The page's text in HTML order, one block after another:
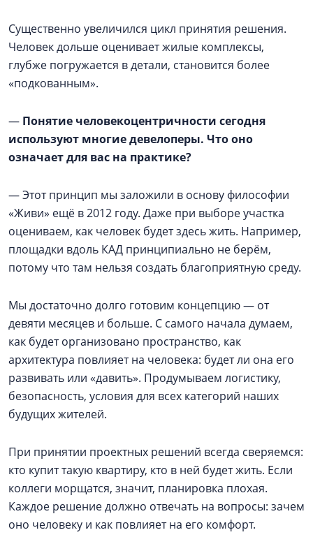
Существенно увеличился цикл принятия решения.
Человек дольше оценивает жилые комплексы,
глубже погружается в детали, становится более
«подкованным».
— Понятие человекоцентричности сегодня
используют многие девелоперы. Что оно
означает для вас на практике?
— Этот принцип мы заложили в основу философии
«Живи» ещё в 2012 году. Даже при выборе участка
оцениваем, как человек будет здесь жить. Например,
площадки вдоль КАД принципиально не берём,
потому что там нельзя создать благоприятную среду.
Мы достаточно долго готовим концепцию — от
девяти месяцев и больше. С самого начала думаем,
как будет организовано пространство, как
архитектура повлияет на человека: будет ли она его
развивать или «давить». Продумываем логистику,
безопасность, условия для всех категорий наших
будущих жителей.
При принятии проектных решений всегда сверяемся:
кто купит такую квартиру, кто в ней будет жить. Если
коллеги морщатся, значит, планировка плохая.
Каждое решение должно отвечать на вопросы: зачем
оно человеку и как повлияет на его комфорт.